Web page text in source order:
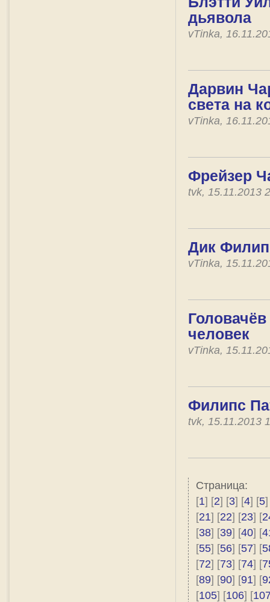
дьявола
vTinka,
Дарвин
света на
vTinka,
Фрейзер
tvk, 15.11.2013
Дик
vTinka,
человек
vTinka,
Филипс
tvk, 15.11.2013
Страница:
[1] [2] [3] [4] [5]
[21] [22] [23] [
[38] [39] [40] [
[55] [56] [57] [
[72] [73] [74] [
[89] [90] [91] [
[105] [106] [